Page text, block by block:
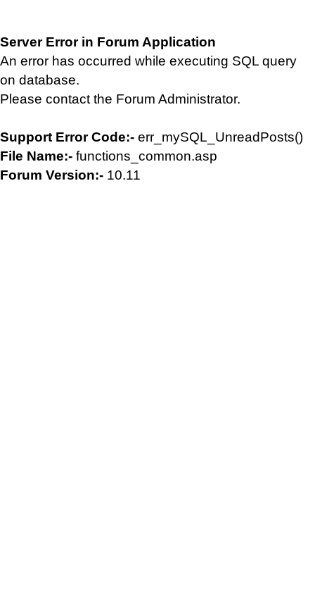
Server Error in Forum Application
An error has occurred while executing SQL query
on database.
Please contact the Forum Administrator.
Support Error Code:- err_mySQL_UnreadPosts()
File Name:- functions_common.asp
Forum Version:- 10.11